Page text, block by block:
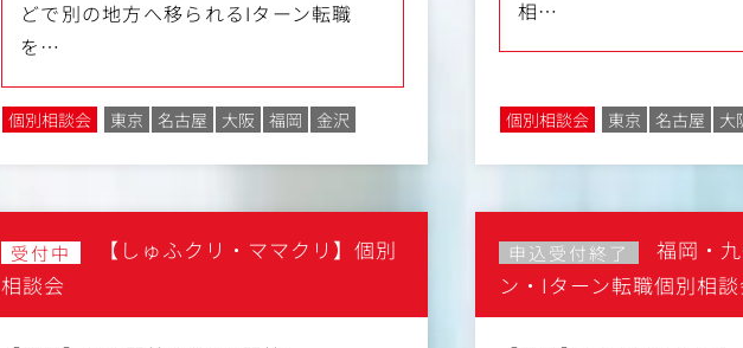
どで別の地方へ移られるIターン転職
を…
個別相談会 東京 名古屋 大阪 福岡 金沢
相…
個別相談会 東京 名古屋 大
受付中
【しゅふクリ・ママクリ】個別
相談会
申込受付終了
福岡・
ン・Iターン転職個別相談